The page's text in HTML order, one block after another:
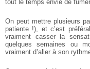
tout le temps envie de
On peut mettre plusieurs
patiente !), et c’est
vraiment casser la
quelques semaines ou
vraiment d’aller à son